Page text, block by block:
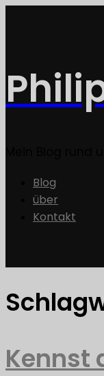
Blog
über
Kontakt
Kennst